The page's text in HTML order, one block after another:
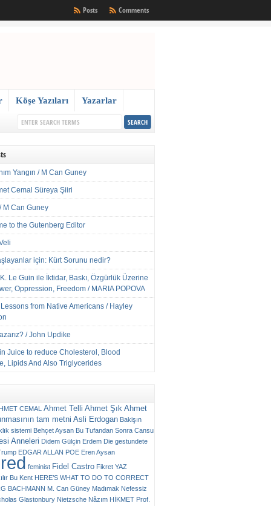
Comments
Posts
Köşe Yazıları Yazarlar
Yangın / M Can Guney
Cemal Süreya Şiiri
M Can Guney
to the Gutenberg Editor
için: Kürt Sorunu nedir?
Le Guin ile İktidar, Baskı, Özgürlük Üzerine
Oppression, Freedom / MARIA POPOVA
from Native Americans / Hayley
/ John Updike
Juice to reduce Cholesterol, Blood
Lipids And Also Triglycerides
CEMAL Ahmet Telli Ahmet Şık Ahmet
tam metni Asli Erdogan Bakişın
sistemi Behçet Aysan Bu Tufandan Sonra Cansu
Anneleri Didem Gülçin Erdem Die gestundete
EDGAR ALLAN POE Eren Aysan
feminist Fidel Castro Fikret YAZ
Bu Kent HERE’S WHAT TO DO TO CORRECT
BACHMANN M. Can Güney Madımak Nefessiz
Glastonbury Nietzsche Nâzım HİKMET Prof.